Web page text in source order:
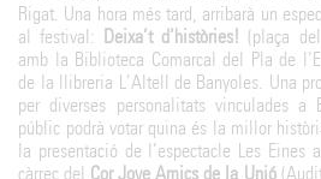
Rigat. Una hora més tard, arribarà un
al festival:
Deixa’t d’històries! (plaça
amb la Biblioteca Comarcal del Pla de
de la llibreria L’Altell de Banyoles. Una
per diverses personalitats vinculades
públic podrà votar quina és la millor
la presentació de l’espectacle Les Eines
càrrec del Cor Jove Amics de la Unió